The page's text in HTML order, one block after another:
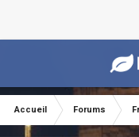
Accueil Forums